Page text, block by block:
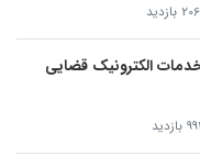
الکترونیک قضایی